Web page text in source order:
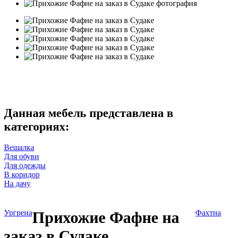
Данная мебель представлена в
категориях:
Вешалка
Для обуви
Для одежды
В коридор
На дачу
Ургрена Фахтна
Прихожие Фафне на